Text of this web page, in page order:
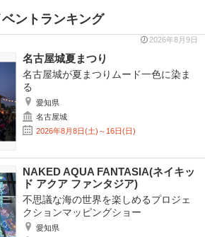
ベントランキング
2026年8月9日
名古屋城夏まつり
名古屋城が夏まつりムード一色に染ま
る
愛知県
名古屋城
2026年8月8日(土)～16日(日)
NAKED AQUA FANTASIA(ネイキッ
ド アクア ファンタジア)
不思議な海の世界を楽しめるプロジェ
クションマッピングショー
愛知県